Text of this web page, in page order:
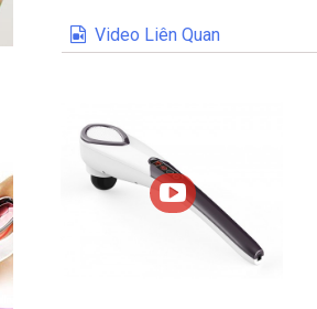
Video Liên Quan